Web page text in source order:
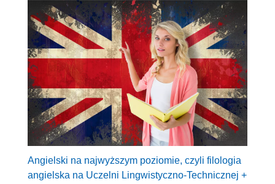
Angielski na najwyższym poziomie, czyli filologia
angielska na Uczelni Lingwistyczno-Technicznej +